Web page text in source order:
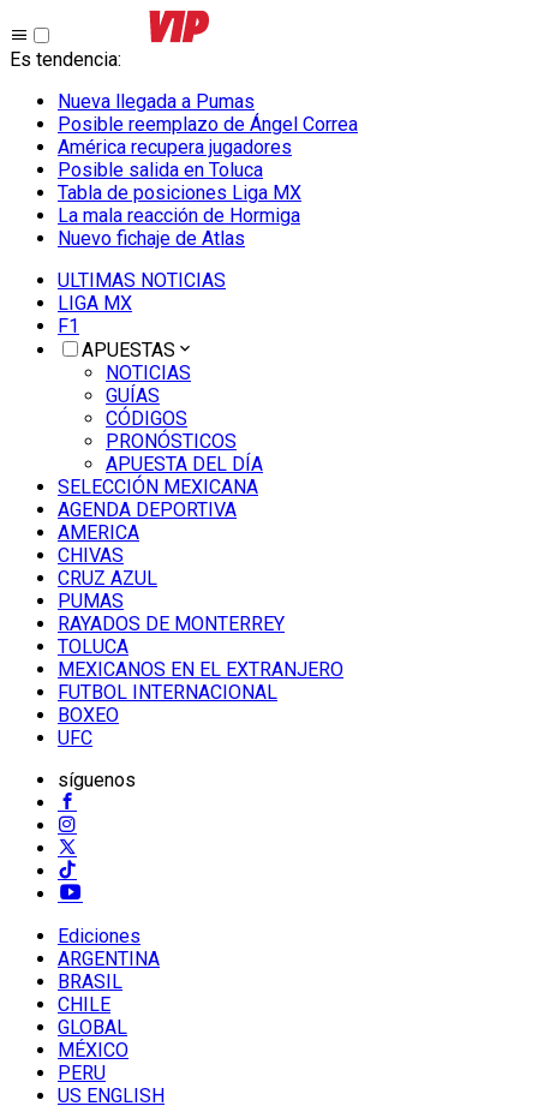
Es tendencia:
Nueva llegada a Pumas
Posible reemplazo de Ángel Correa
América recupera jugadores
Posible salida en Toluca
Tabla de posiciones Liga MX
La mala reacción de Hormiga
Nuevo fichaje de Atlas
ULTIMAS NOTICIAS
LIGA MX
F1
APUESTAS
NOTICIAS
GUÍAS
CÓDIGOS
PRONÓSTICOS
APUESTA DEL DÍA
SELECCIÓN MEXICANA
AGENDA DEPORTIVA
AMERICA
CHIVAS
CRUZ AZUL
PUMAS
RAYADOS DE MONTERREY
TOLUCA
MEXICANOS EN EL EXTRANJERO
FUTBOL INTERNACIONAL
BOXEO
UFC
síguenos
Ediciones
ARGENTINA
BRASIL
CHILE
GLOBAL
MÉXICO
PERU
US ENGLISH